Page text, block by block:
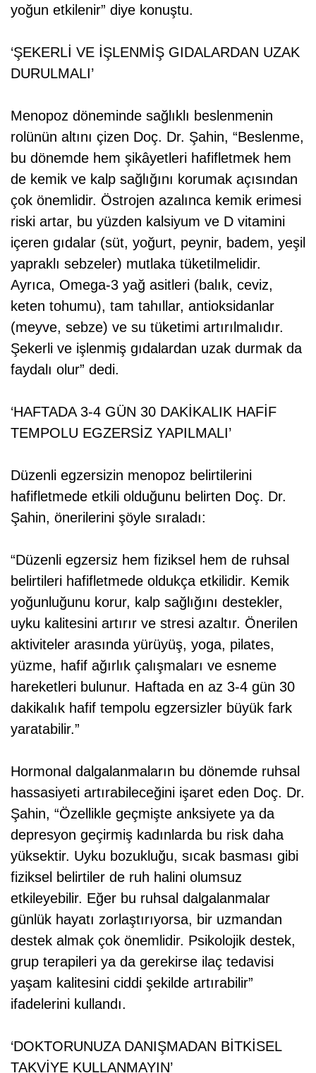
yoğun etkilenir” diye konuştu.
‘ŞEKERLİ VE İŞLENMİŞ GIDALARDAN UZAK
DURULMALI’
Menopoz döneminde sağlıklı beslenmenin
rolünün altını çizen Doç. Dr. Şahin, “Beslenme,
bu dönemde hem şikâyetleri hafifletmek hem
de kemik ve kalp sağlığını korumak açısından
çok önemlidir. Östrojen azalınca kemik erimesi
riski artar, bu yüzden kalsiyum ve D vitamini
içeren gıdalar (süt, yoğurt, peynir, badem, yeşil
yapraklı sebzeler) mutlaka tüketilmelidir.
Ayrıca, Omega-3 yağ asitleri (balık, ceviz,
keten tohumu), tam tahıllar, antioksidanlar
(meyve, sebze) ve su tüketimi artırılmalıdır.
Şekerli ve işlenmiş gıdalardan uzak durmak da
faydalı olur” dedi.
‘HAFTADA 3-4 GÜN 30 DAKİKALIK HAFİF
TEMPOLU EGZERSİZ YAPILMALI’
Düzenli egzersizin menopoz belirtilerini
hafifletmede etkili olduğunu belirten Doç. Dr.
Şahin, önerilerini şöyle sıraladı:
“Düzenli egzersiz hem fiziksel hem de ruhsal
belirtileri hafifletmede oldukça etkilidir. Kemik
yoğunluğunu korur, kalp sağlığını destekler,
uyku kalitesini artırır ve stresi azaltır. Önerilen
aktiviteler arasında yürüyüş, yoga, pilates,
yüzme, hafif ağırlık çalışmaları ve esneme
hareketleri bulunur. Haftada en az 3-4 gün 30
dakikalık hafif tempolu egzersizler büyük fark
yaratabilir.”
Hormonal dalgalanmaların bu dönemde ruhsal
hassasiyeti artırabileceğini işaret eden Doç. Dr.
Şahin, “Özellikle geçmişte anksiyete ya da
depresyon geçirmiş kadınlarda bu risk daha
yüksektir. Uyku bozukluğu, sıcak basması gibi
fiziksel belirtiler de ruh halini olumsuz
etkileyebilir. Eğer bu ruhsal dalgalanmalar
günlük hayatı zorlaştırıyorsa, bir uzmandan
destek almak çok önemlidir. Psikolojik destek,
grup terapileri ya da gerekirse ilaç tedavisi
yaşam kalitesini ciddi şekilde artırabilir”
ifadelerini kullandı.
‘DOKTORUNUZA DANIŞMADAN BİTKİSEL
TAKVİYE KULLANMAYIN’